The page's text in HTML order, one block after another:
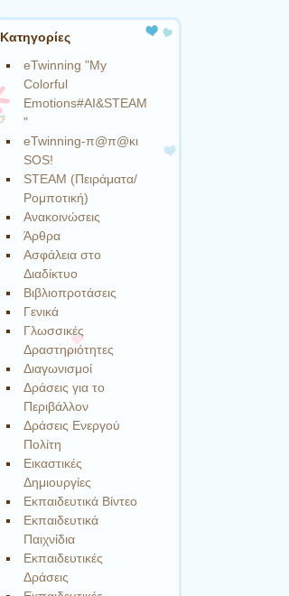
Kατηγορίες
eTwinning "My
Colorful
Emotions#AI&STEAM
"
eTwinning-π@π@κι
SOS!
STEAM (Πειράματα/
Ρομποτική)
Ανακοινώσεις
Άρθρα
Ασφάλεια στο
Διαδίκτυο
Βιβλιοπροτάσεις
Γενικά
Γλωσσικές
Δραστηριότητες
Διαγωνισμοί
Δράσεις για το
Περιβάλλον
Δράσεις Ενεργού
Πολίτη
Εικαστικές
Δημιουργίες
Εκπαιδευτικά Βίντεο
Εκπαιδευτικά
Παιχνίδια
Εκπαιδευτικές
Δράσεις